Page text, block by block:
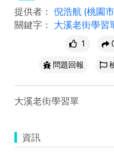
提供者： 倪浩航 (桃園
關鍵字： 大溪老街學習
1
問題回報
大溪老街學習單
資訊